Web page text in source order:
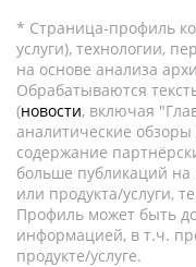
* Страница-профиль
услуги), технологии,
на основе анализа
Обрабатываются
(новости, включая
аналитические
содержание
больше публикаций
или продукта/услуги,
Профиль может быть
информацией, в т.ч.
продукте/услуге.